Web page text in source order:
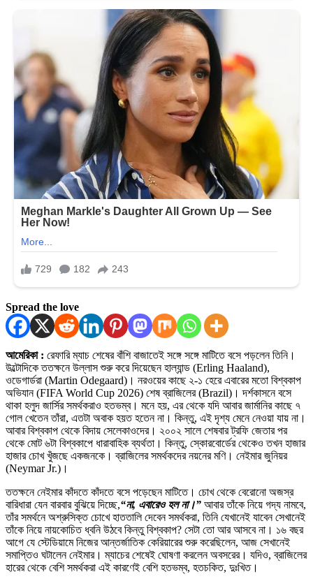
Spread the love
আমেরিকা : রেফারি ম্যাচ শেষের বাঁশি বাজাতেই সঙ্গে সঙ্গে মাটিতে বসে পড়লেন তিনি।
উল্টোদিকে ততক্ষনে উল্লাস শুরু করে দিয়েছেন হাল্যান্ড (Erling Haaland),
ওডেগার্ডরা (Martin Odegaard)। নরওয়ের কাছে ২-১ হেরে এবারের মতো বিশ্বকাপ
অভিযান (FIFA World Cup 2026) শেষ ব্রাজিলের (Brazil)। দর্শকাসনে বসে
থাকা হলুদ জার্সির সমর্থকরাও হতভম্ব। মনে হয়, এর থেকে যদি আবার জার্মানির কাছে ৭
গোল খেতেন তাঁরা, এতটা অবাক হয়ত হতেন না। কিন্তু, এই দৃশ্য মেনে নেওয়া যায় না।
আবার বিশ্বকাপ থেকে বিদায় সেলেকাওদের। ২০০২ সালে শেষবার ট্রফি জেতার পর
থেকে মোট ৬টা বিশ্বকাপে ধারাবাহিক ব্যর্থতা। কিন্তু, স্কোরবোর্ডের থেকেও তখন হাজার
হাজার চোখ খুঁজছে একজনকে। ব্রাজিলের সমর্থকদের নয়নের মণি। নেইমার জুনিয়র
(Neymar Jr.)।
ততক্ষনে নেইমার কাঁদতে কাঁদতে বসে পড়েছেন মাটিতে। চোখ থেকে বেরোনো অজস্র
বারিধারা যেন বারবার বুঝিয়ে দিচ্ছে,“না, এবারেও হল না।” আবার তাঁকে নিয়ে গদ্য নামবে,
তাঁর সমর্থনে অশ্রুসিক্ত চোখে হাততালি দেবেন সমর্থকরা, তিনি যেখানেই যাবেন সেখানেই
তাঁকে নিয়ে নায়কোচিত ধ্বনি উঠবে কিন্তু বিশ্বকাপ? সেটা তো আর আসবে না। ১৬ বছর
আগে যে স্টেডিয়ামে নিজের আন্তর্জাতিক কেরিয়ারের শুরু করেছিলেন, আজ সেখানেই
সমাপ্তিও ঘটালেন নেইমার। ম্যাচের শেষেই ঘোষণা করলেন অবসরের। যদিও, ব্রাজিলের
হারের থেকে বেশি সমর্থকরা এই কারণেই বেশি হতভম্ব, হতচকিত, দুঃখিত।